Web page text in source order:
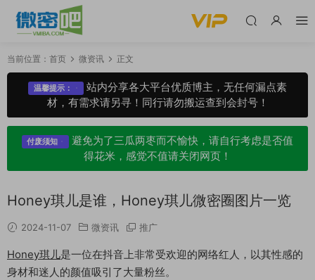
当前位置： 首页 微资讯 正文
温馨提示：
站内分享各大平台优质博主，无任何漏点素
材，有需求请另寻！同行请勿搬运查到会封号！
付废须知
避免为了三瓜两枣而不愉快，请自行考虑是否值
得花米，感觉不值请关闭网页！
Honey琪儿是谁，Honey琪儿微密圈图片一览
2024-11-07 微资讯 推广
Honey琪儿是一位在抖音上非常受欢迎的网络红人，以其性感的
身材和迷人的颜值吸引了大量粉丝。